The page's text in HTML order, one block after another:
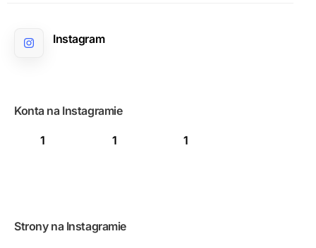
Instagram
Konta na Instagramie
1 1 1
Strony na Instagramie